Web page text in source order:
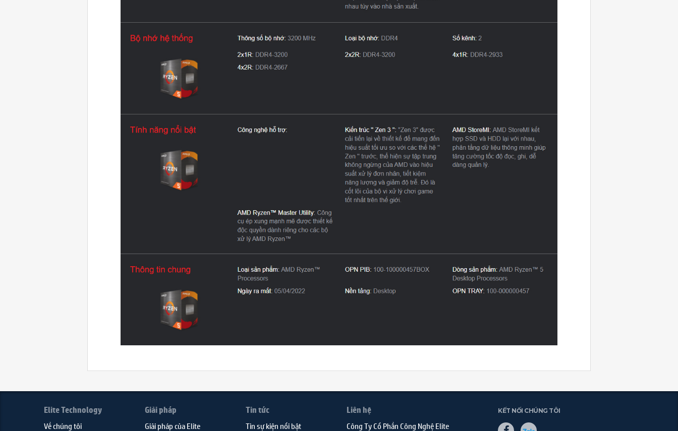
Elite Technology
Về chúng tôi
Giải pháp
Giải pháp của Elite
Tin tức
Tin sự kiện nổi bật
Liên hệ
Công Ty Cổ Phần Công Nghệ Elite
KẾT NỐI CHÚNG TÔI